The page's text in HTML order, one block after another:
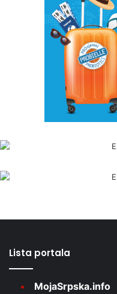
Lista portala
MojaSrpska.info